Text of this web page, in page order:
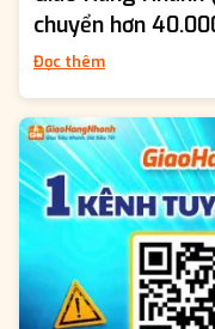
chuyển hơn
Đọc thêm